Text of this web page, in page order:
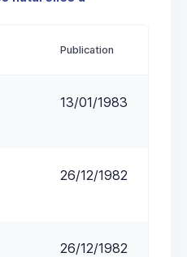
Publication
13/01/1983
26/12/1982
26/12/1982